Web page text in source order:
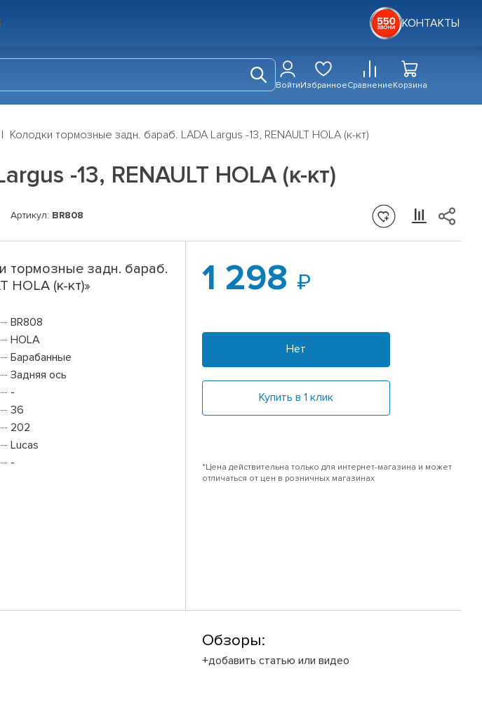
КОНТАКТЫ
ВойтиИзбранноеСравнениеКорзина
Колодки тормозные задн. бараб. LADA Largus -13, RENAULT HOLA (к-кт)
-13, RENAULT HOLA (к-кт)
Артикул: BR808
тормозные задн. бараб.
HOLA (к-кт)»
BR808
HOLA
Барабанные
Задняя ось
-
36
202
Lucas
-
1 298
Нет
Купить в 1 клик
*Цена действительна только для интернет-магазина и может
отличаться от цен в розничных магазинах
Обзоры:
+добавить статью или видео